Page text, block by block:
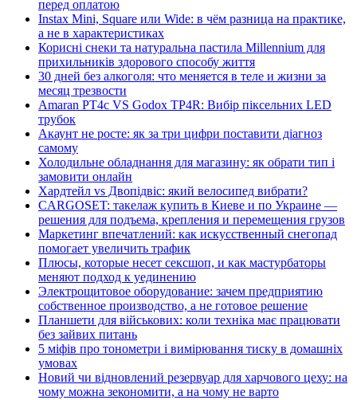
перед оплатою
Instax Mini, Square или Wide: в чём разница на практике,
а не в характеристиках
Корисні снеки та натуральна пастила Millennium для
прихильників здорового способу життя
30 дней без алкоголя: что меняется в теле и жизни за
месяц трезвости
Amaran PT4c VS Godox TP4R: Вибір піксельних LED
трубок
Акаунт не росте: як за три цифри поставити діагноз
самому
Холодильне обладнання для магазину: як обрати тип і
замовити онлайн
Хардтейл vs Двопідвіс: який велосипед вибрати?
CARGOSET: такелаж купить в Киеве и по Украине —
решения для подъема, крепления и перемещения грузов
Маркетинг впечатлений: как искусственный снегопад
помогает увеличить трафик
Плюсы, которые несет сексшоп, и как мастурбаторы
меняют подход к уединению
Электрощитовое оборудование: зачем предприятию
собственное производство, а не готовое решение
Планшети для військових: коли техніка має працювати
без зайвих питань
5 міфів про тонометри і вимірювання тиску в домашніх
умовах
Новий чи відновлений резервуар для харчового цеху: на
чому можна зекономити, а на чому не варто